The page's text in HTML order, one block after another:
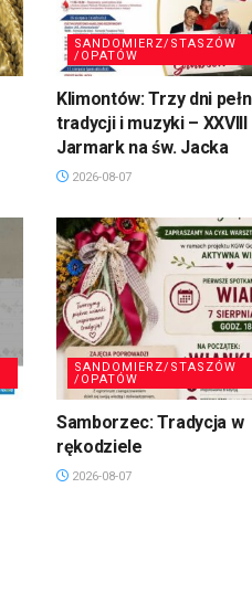
SANDOMIERZ/STASZÓW
/OPATÓW
Klimontów: Trzy dni
tradycji i muzyki – XXVIII
Jarmark na św. Jacka
2026-08-07
SANDOMIERZ/STASZÓW
/OPATÓW
Samborzec: Tradycja w
rękodziele
2026-08-07